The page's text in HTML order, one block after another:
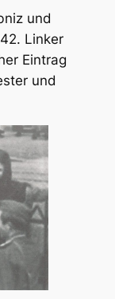
und
Linker
Eintrag
und